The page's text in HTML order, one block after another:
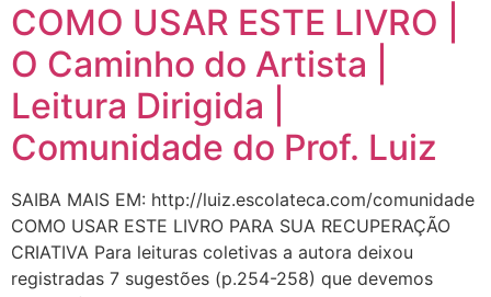
COMO USAR ESTE LIVRO |
O Caminho do Artista |
Leitura Dirigida |
Comunidade do Prof. Luiz
SAIBA MAIS EM: http://luiz.escolateca.com/comunidade
COMO USAR ESTE LIVRO PARA SUA RECUPERAÇÃO
CRIATIVA Para leituras coletivas a autora deixou
registradas 7 sugestões (p.254-258) que devemos